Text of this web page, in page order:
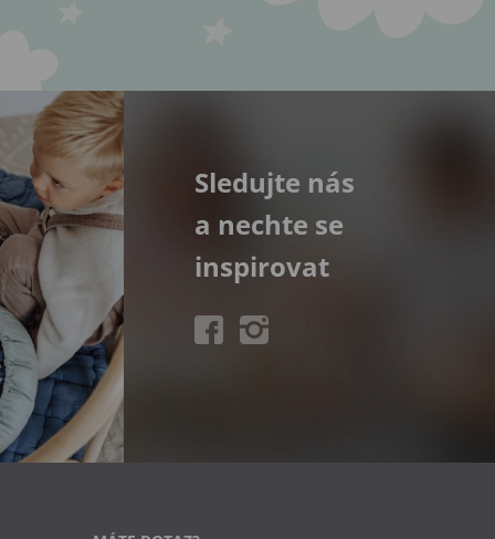
Sledujte nás
a nechte se
inspirovat